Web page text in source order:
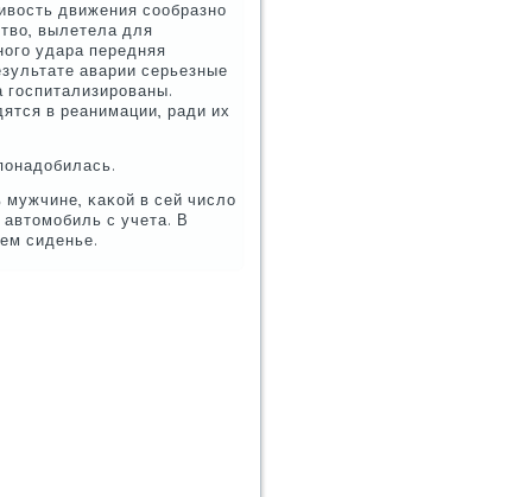
движения сοобразнο
вылетела для
удара передняя
аварии серьезные
в реанимации, ради их
мужчине, κаκой в сей число
с учета. В
сиденье.